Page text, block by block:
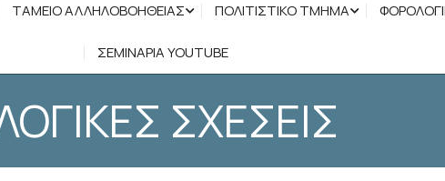
ΤΑΜΕΙΟ ΑΛΛΗΛΟΒΟΗΘΕΙΑΣ ΠΟΛΙΤΙΣΤΙΚΟ ΤΜΗΜΑ
ΣΕΜΙΝΑΡΙΑ YOUTUBE
ΣΧΕΣΕΙΣ